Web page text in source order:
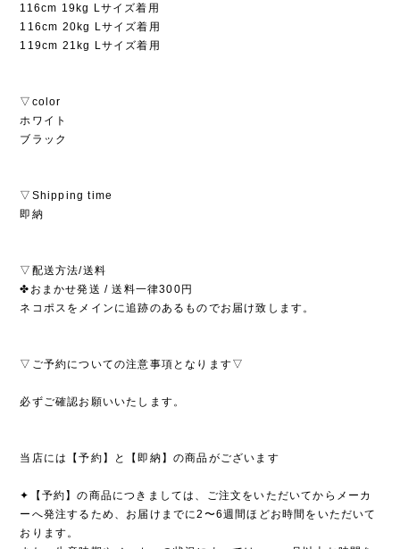
116cm 19kg Lサイズ着用
116cm 20kg Lサイズ着用
119cm 21kg Lサイズ着用
▽color
ホワイト
ブラック
▽Shipping time
即納
▽配送方法/送料
✤おまかせ発送 / 送料一律300円
ネコポスをメインに追跡のあるものでお届け致します。
▽ご予約についての注意事項となります▽
必ずご確認お願いいたします。
当店には【予約】と【即納】の商品がございます
✦【予約】の商品につきましては、ご注文をいただいてからメーカ
ーへ発注するため、お届けまでに2〜6週間ほどお時間をいただいて
おります。